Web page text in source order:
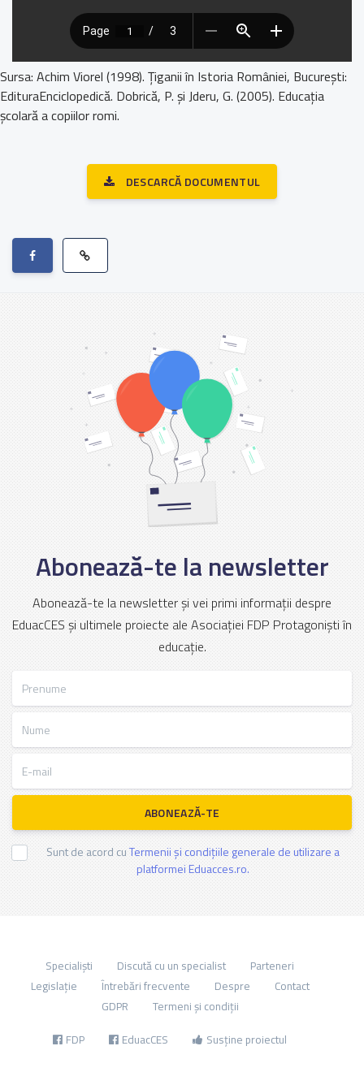
Sursa: Achim Viorel (1998). Ţiganii în Istoria României, Bucureşti:
EdituraEnciclopedică. Dobrică, P. şi Jderu, G. (2005). Educaţia
şcolară a copiilor romi.
DESCARCĂ DOCUMENTUL
Abonează-te la newsletter
Abonează-te la newsletter și vei primi informații despre
EduacCES și ultimele proiecte ale Asociației FDP Protagoniști în
educație.
ABONEAZĂ-TE
Sunt de acord cuTermenii și condițiile generale de utilizare a
platformei Eduacces.ro.
Specialiști Discută cu un specialist
Parteneri
Legislație
Întrebări frecvente Despre
Contact
GDPR
Termeni și condiții
FDP EduacCES Susține proiectul